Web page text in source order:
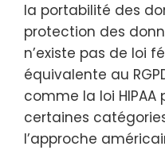
la portabilité des
protection des
n’existe pas de loi
équivalente au
comme la loi
certaines
l’approche